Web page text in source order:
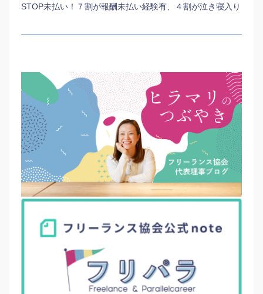
STOP未払い！７割が報酬未払い経験有、４割が泣き寝入り